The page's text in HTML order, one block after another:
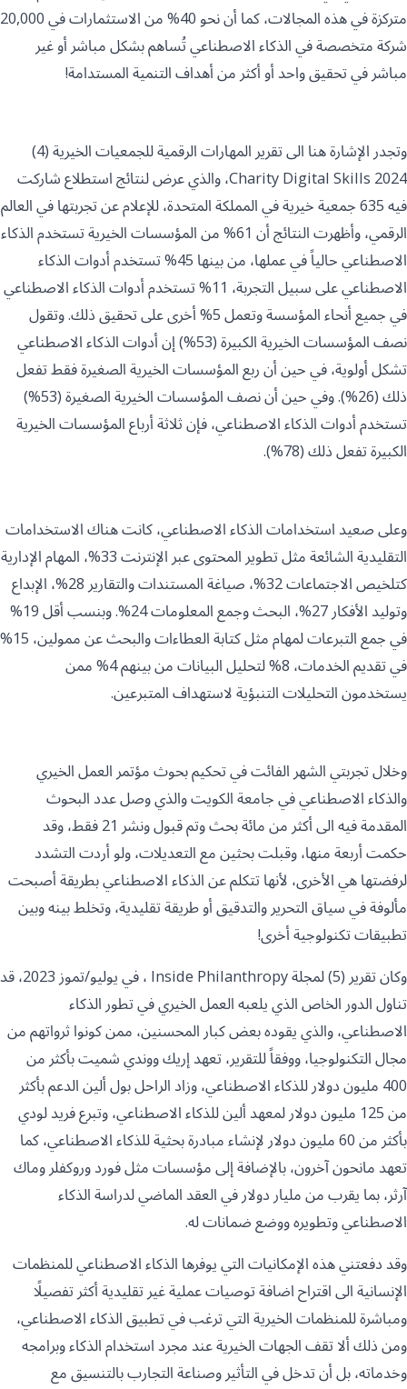
متركزة في هذه المجالات، كما أن نحو 40% من الاستثمارات في 20,000
شركة متخصصة في الذكاء الاصطناعي تُساهم بشكل مباشر أو غير
مباشر في تحقيق واحد أو أكثر من أهداف التنمية المستدامة!
وتجدر الإشارة هنا الى تقرير المهارات الرقمية للجمعيات الخيرية (4)
Charity Digital Skills 2024، والذي عرض لنتائج استطلاع شاركت
فيه 635 جمعية خيرية في المملكة المتحدة، للإعلام عن تجربتها في العالم
الرقمي، وأظهرت النتائج أن 61% من المؤسسات الخيرية تستخدم الذكاء
الاصطناعي حالياً في عملها، من بينها 45% تستخدم أدوات الذكاء
الاصطناعي على سبيل التجربة، 11% تستخدم أدوات الذكاء الاصطناعي
في جميع أنحاء المؤسسة وتعمل 5% أخرى على تحقيق ذلك. وتقول
نصف المؤسسات الخيرية الكبيرة (53%) إن أدوات الذكاء الاصطناعي
تشكل أولوية، في حين أن ربع المؤسسات الخيرية الصغيرة فقط تفعل
ذلك (26%). وفي حين أن نصف المؤسسات الخيرية الصغيرة (53%)
تستخدم أدوات الذكاء الاصطناعي، فإن ثلاثة أرباع المؤسسات الخيرية
الكبيرة تفعل ذلك (78%).
وعلى صعيد استخدامات الذكاء الاصطناعي، كانت هناك الاستخدامات
التقليدية الشائعة مثل تطوير المحتوى عبر الإنترنت 33%، المهام الإدارية
كتلخيص الاجتماعات 32%، صياغة المستندات والتقارير 28%، الإبداع
وتوليد الأفكار 27%، البحث وجمع المعلومات 24%. وبنسب أقل 19%
في جمع التبرعات لمهام مثل كتابة العطاءات والبحث عن ممولين، 15%
في تقديم الخدمات، 8% لتحليل البيانات من بينهم 4% ممن
يستخدمون التحليلات التنبؤية لاستهداف المتبرعين.
وخلال تجربتي الشهر الفائت في تحكيم بحوث مؤتمر العمل الخيري
والذكاء الاصطناعي في جامعة الكويت والذي وصل عدد البحوث
المقدمة فيه الى أكثر من مائة بحث وتم قبول ونشر 21 فقط، وقد
حكمت أربعة منها، وقبلت بحثين مع التعديلات، ولو أردت التشدد
لرفضتها هي الأخرى، لأنها تتكلم عن الذكاء الاصطناعي بطريقة أصبحت
مألوفة في سياق التحرير والتدقيق أو طريقة تقليدية، وتخلط بينه وبين
تطبيقات تكنولوجية أخرى!
وكان تقرير (5) لمجلة Inside Philanthropy ، في يوليو/تموز 2023، قد
تناول الدور الخاص الذي يلعبه العمل الخيري في تطور الذكاء
الاصطناعي، والذي يقوده بعض كبار المحسنين، ممن كونوا ثرواتهم من
مجال التكنولوجيا، ووفقاً للتقرير، تعهد إريك ووندي شميت بأكثر من
400 مليون دولار للذكاء الاصطناعي، وزاد الراحل بول ألين الدعم بأكثر
من 125 مليون دولار لمعهد ألين للذكاء الاصطناعي، وتبرع فريد لودي
بأكثر من 60 مليون دولار لإنشاء مبادرة بحثية للذكاء الاصطناعي، كما
تعهد مانحون آخرون، بالإضافة إلى مؤسسات مثل فورد وروكفلر وماك
آرثر، بما يقرب من مليار دولار في العقد الماضي لدراسة الذكاء
الاصطناعي وتطويره ووضع ضمانات له.
وقد دفعتني هذه الإمكانيات التي يوفرها الذكاء الاصطناعي للمنظمات
الإنسانية الى اقتراح اضافة توصيات عملية غير تقليدية أكثر تفصيلًا
ومباشرة للمنظمات الخيرية التي ترغب في تطبيق الذكاء الاصطناعي،
ومن ذلك ألا تقف الجهات الخيرية عند مجرد استخدام الذكاء وبرامجه
وخدماته، بل أن تدخل في التأثير وصناعة التجارب بالتنسيق مع